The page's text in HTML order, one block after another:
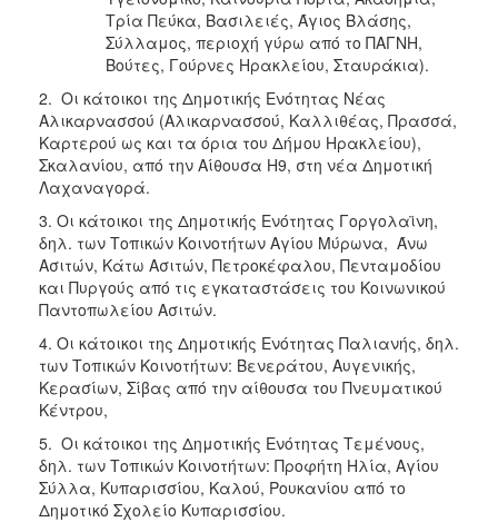
Τρία Πεύκα, Βασιλειές, Άγιος Βλάσης,
Σύλλαμος, περιοχή γύρω από το ΠΑΓΝΗ,
Βούτες, Γούρνες Ηρακλείου, Σταυράκια).
2. Οι κάτοικοι της Δημοτικής Ενότητας Νέας
Αλικαρνασσού (Αλικαρνασσού, Καλλιθέας, Πρασσά,
Καρτερού ως και τα όρια του Δήμου Ηρακλείου),
Σκαλανίου, από την Αίθουσα Η9, στη νέα Δημοτική
Λαχαναγορά.
3. Οι κάτοικοι της Δημοτικής Ενότητας Γοργολαϊνη,
δηλ. των Τοπικών Κοινοτήτων Αγίου Μύρωνα, Άνω
Ασιτών, Κάτω Ασιτών, Πετροκέφαλου, Πενταμοδίου
και Πυργούς από τις εγκαταστάσεις του Κοινωνικού
Παντοπωλείου Ασιτών.
4. Οι κάτοικοι της Δημοτικής Ενότητας Παλιανής, δηλ.
των Τοπικών Κοινοτήτων: Βενεράτου, Αυγενικής,
Κερασίων, Σίβας από την αίθουσα του Πνευματικού
Κέντρου,
5. Οι κάτοικοι της Δημοτικής Ενότητας Τεμένους,
δηλ. των Τοπικών Κοινοτήτων: Προφήτη Ηλία, Αγίου
Σύλλα, Κυπαρισσίου, Καλού, Ρουκανίου από το
Δημοτικό Σχολείο Κυπαρισσίου.